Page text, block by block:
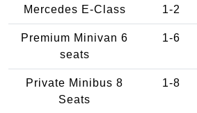
Mercedes E-Class 1-2
Premium Minivan 6
seats
1-6
Private Minibus 8
Seats
1-8